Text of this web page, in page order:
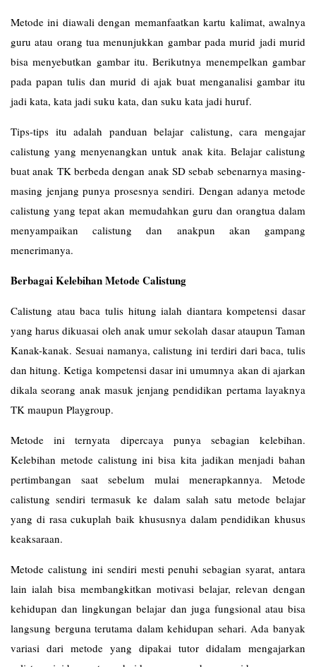
Metode ini diawali dengan memanfaatkan kartu kalimat, awalnya
guru atau orang tua menunjukkan gambar pada murid jadi murid
bisa menyebutkan gambar itu. Berikutnya menempelkan gambar
pada papan tulis dan murid di ajak buat menganalisi gambar itu
jadi kata, kata jadi suku kata, dan suku kata jadi huruf.
Tips-tips itu adalah panduan belajar calistung, cara mengajar
calistung yang menyenangkan untuk anak kita. Belajar calistung
buat anak TK berbeda dengan anak SD sebab sebenarnya masing-
masing jenjang punya prosesnya sendiri. Dengan adanya metode
calistung yang tepat akan memudahkan guru dan orangtua dalam
menyampaikan calistung dan anakpun akan gampang
menerimanya.
Berbagai Kelebihan Metode Calistung
Calistung atau baca tulis hitung ialah diantara kompetensi dasar
yang harus dikuasai oleh anak umur sekolah dasar ataupun Taman
Kanak-kanak. Sesuai namanya, calistung ini terdiri dari baca, tulis
dan hitung. Ketiga kompetensi dasar ini umumnya akan di ajarkan
dikala seorang anak masuk jenjang pendidikan pertama layaknya
TK maupun Playgroup.
Metode ini ternyata dipercaya punya sebagian kelebihan.
Kelebihan metode calistung ini bisa kita jadikan menjadi bahan
pertimbangan saat sebelum mulai menerapkannya. Metode
calistung sendiri termasuk ke dalam salah satu metode belajar
yang di rasa cukuplah baik khususnya dalam pendidikan khusus
keaksaraan.
Metode calistung ini sendiri mesti penuhi sebagian syarat, antara
lain ialah bisa membangkitkan motivasi belajar, relevan dengan
kehidupan dan lingkungan belajar dan juga fungsional atau bisa
langsung berguna terutama dalam kehidupan sehari. Ada banyak
variasi dari metode yang dipakai tutor didalam mengajarkan